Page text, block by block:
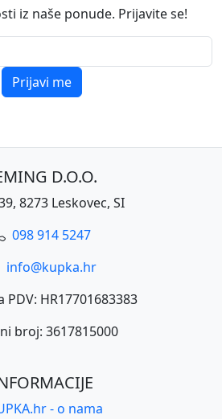
iz naše ponude. Prijavite se!
Prijavi me
D.O.O.
8273 Leskovec, SI
098 914 5247
info@kupka.hr
PDV: HR17701683383
broj: 3617815000
- o nama